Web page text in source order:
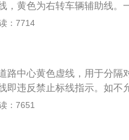
，黄色为右转车辆辅助线。
有这种导向线，目的是明
车还是非机动车，都要按
：7714
路中心黄色虚线，用于分隔
即违反禁止标线指示。如不
于违反禁止标线指示。以
过有灯控路口时，不按行
：7651